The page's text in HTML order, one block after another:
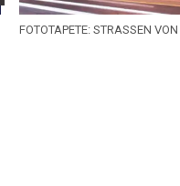
FOTOTAPETE: STRASSEN